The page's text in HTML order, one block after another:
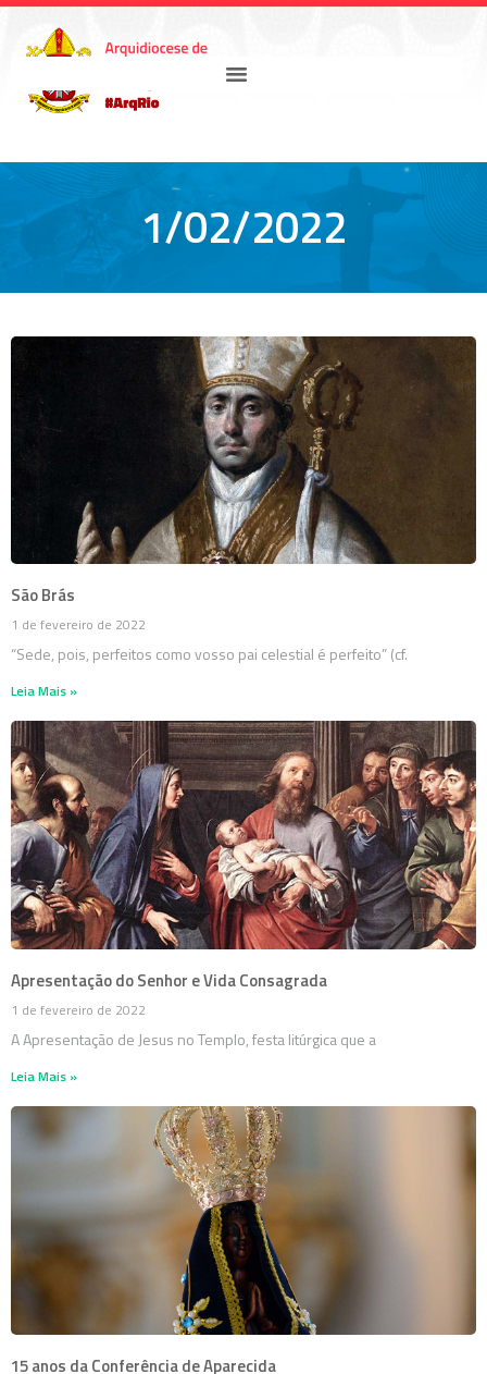
1/02/2022
São Brás
1 de fevereiro de 2022
“Sede, pois, perfeitos como vosso pai celestial é perfeito” (cf.
Leia Mais »
Apresentação do Senhor e Vida Consagrada
1 de fevereiro de 2022
A Apresentação de Jesus no Templo, festa litúrgica que a
Leia Mais »
15 anos da Conferência de Aparecida